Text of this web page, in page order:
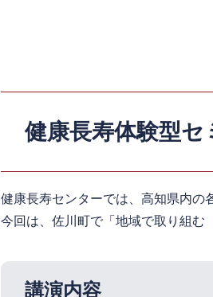
健康長寿体験型
健康長寿センターでは、高知県内の
今回は、佐川町で「地域で取り組む
講演内容